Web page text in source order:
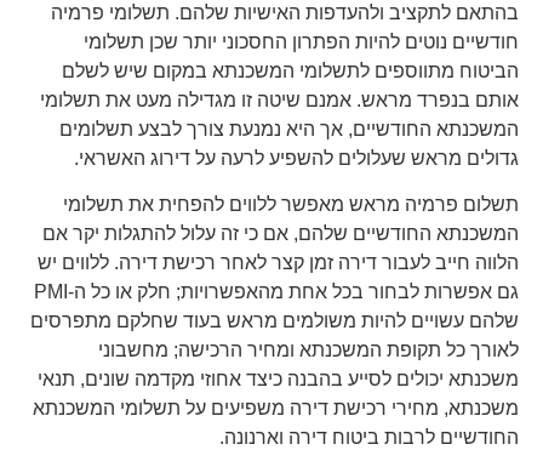
בהתאם לתקציב ולהעדפות האישיות שלהם. תשלומי פרמיה
חודשיים נוטים להיות הפתרון החסכוני יותר שכן תשלומי
הביטוח מתווספים לתשלומי המשכנתא במקום שיש לשלם
אותם בנפרד מראש. אמנם שיטה זו מגדילה מעט את תשלומי
המשכנתא החודשיים, אך היא נמנעת צורך לבצע תשלומים
גדולים מראש שעלולים להשפיע לרעה על דירוג האשראי.
תשלום פרמיה מראש מאפשר ללווים להפחית את תשלומי
המשכנתא החודשיים שלהם, אם כי זה עלול להתגלות יקר אם
הלווה חייב לעבור דירה זמן קצר לאחר רכישת דירה. ללווים יש
גם אפשרות לבחור בכל אחת מהאפשרויות; חלק או כל ה-PMI
שלהם עשויים להיות משולמים מראש בעוד שחלקם מתפרסים
לאורך כל תקופת המשכנתא ומחיר הרכישה; מחשבוני
משכנתא יכולים לסייע בהבנה כיצד אחוזי מקדמה שונים, תנאי
משכנתא, מחירי רכישת דירה משפיעים על תשלומי המשכנתא
החודשיים לרבות ביטוח דירה וארנונה.